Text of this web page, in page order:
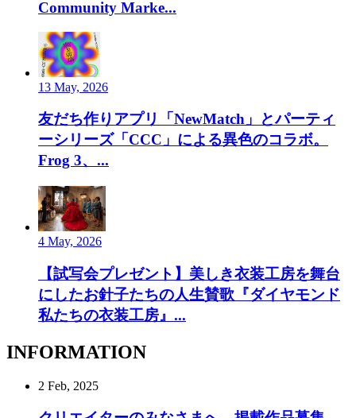
Community Marke...
13 May, 2026
友だち作りアプリ「NewMatch」とパーティ
ーシリーズ「CCC」による異色のコラボ。
Frog 3、...
4 May, 2026
【試写会プレゼント】美しき衣装工房を舞台
にしたお針子たちの人生賛歌『ダイヤモンド
私たちの衣装工房』...
INFORMATION
2 Feb, 2025